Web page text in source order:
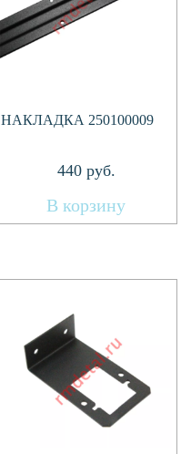
НАКЛАДКА 250100009
440руб.
В корзину